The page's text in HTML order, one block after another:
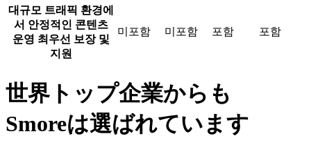
대규모 트래픽 환경에
서 안정적인 콘텐츠
운영 최우선 보장 및
지원
미포함 미포함 포함 포함
世界トップ企業からも
Smoreは選ばれています